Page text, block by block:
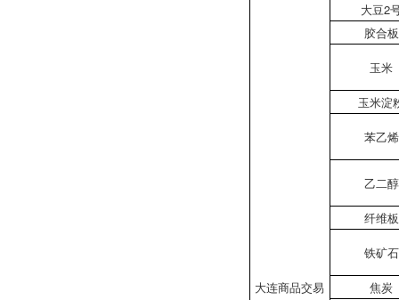
大连商品交易
大豆2
胶合板
玉米
玉米淀
苯乙烯
乙二醇
纤维板
铁矿石
焦炭